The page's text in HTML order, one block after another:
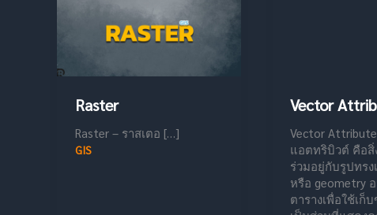
Raster
Raster – ราสเตอ […]
GIS
Vector
Vector Attribute
แอตทริบิวต์ คือสิ่
ร่วมอยู่กับรูปทร
หรือ geometry
ตารางเพื่อใช้เก็